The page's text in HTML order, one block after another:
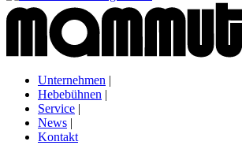
Unternehmen |
Hebebühnen |
Service |
News |
Kontakt